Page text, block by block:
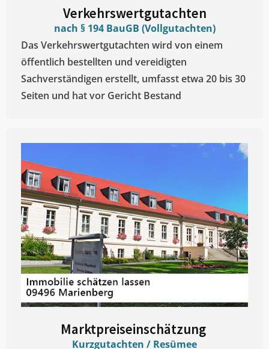
Verkehrswertgutachten
nach § 194 BauGB (Vollgutachten)
Das Verkehrswertgutachten wird von einem
öffentlich bestellten und vereidigten
Sachverständigen erstellt, umfasst etwa 20 bis 30
Seiten und hat vor Gericht Bestand
Marktpreiseinschätzung ​
Kurzgutachten / Resümee